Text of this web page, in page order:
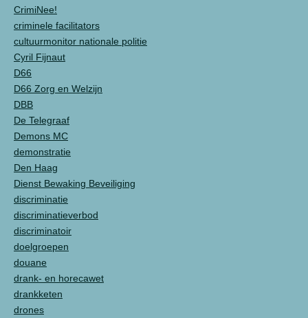
CrimiNee!
criminele facilitators
cultuurmonitor nationale politie
Cyril Fijnaut
D66
D66 Zorg en Welzijn
DBB
De Telegraaf
Demons MC
demonstratie
Den Haag
Dienst Bewaking Beveiliging
discriminatie
discriminatieverbod
discriminatoir
doelgroepen
douane
drank- en horecawet
drankketen
drones